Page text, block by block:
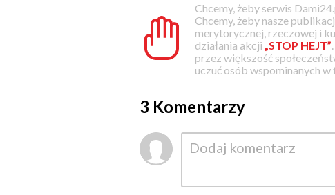
Chcemy, żeby serwis
Chcemy, żeby nasze
merytorycznej, rzeczowej i
działania akcji „STOP HEJT”
przez większość
uczuć osób wspominanych w
3 Komentarzy